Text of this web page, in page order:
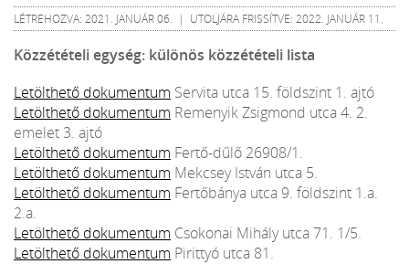
LÉTREHOZVA: 2021. JANUÁR 06. | UTOLJÁRA FRISSÍTVE: 2022. JANUÁR 11.
Közzétételi egység: különös közzétételi lista
Letölthető dokumentum Servita utca 15. földszint 1. ajtó
Letölthető dokumentum Remenyik Zsigmond utca 4. 2.
emelet 3. ajtó
Letölthető dokumentum Fertő-dűlő 26908/1.
Letölthető dokumentum Mekcsey István utca 5.
Letölthető dokumentum Fertőbánya utca 9. földszint 1.a.
2.a.
Letölthető dokumentum Csokonai Mihály utca 71. 1/5.
Letölthető dokumentum Pirittyó utca 81.